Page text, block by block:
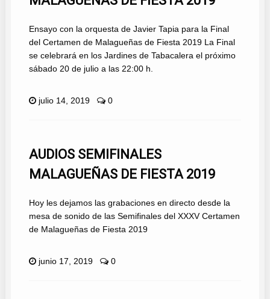
Ensayo con la orquesta de Javier Tapia para la Final
del Certamen de Malagueñas de Fiesta 2019 La Final
se celebrará en los Jardines de Tabacalera el próximo
sábado 20 de julio a las 22:00 h.
julio 14, 2019 0
AUDIOS SEMIFINALES
MALAGUEÑAS DE FIESTA 2019
Hoy les dejamos las grabaciones en directo desde la
mesa de sonido de las Semifinales del XXXV Certamen
de Malagueñas de Fiesta 2019
junio 17, 2019 0